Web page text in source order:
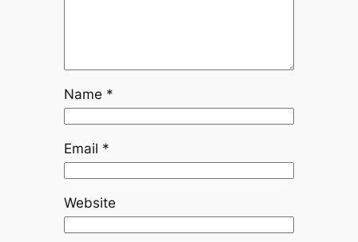
Name *
Email *
Website